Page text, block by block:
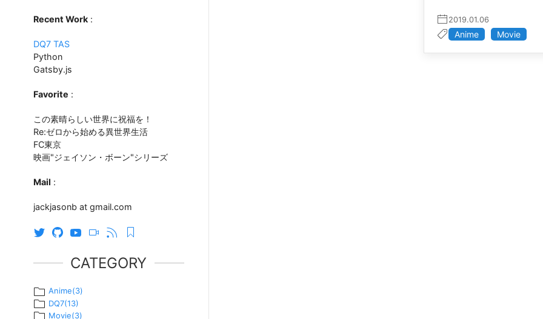
Recent Work :
DQ7 TAS
Python
Gatsby.js
Favorite :
この素晴らしい世界に祝福を！
Re:ゼロから始める異世界生活
FC東京
映画"ジェイソン・ボーン"シリーズ
Mail :
jackjasonb at gmail.com
CATEGORY
Anime(3)
DQ7(13)
Movie(3)
2019.01.06
Anime Movie